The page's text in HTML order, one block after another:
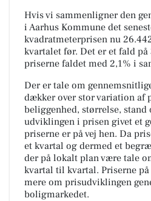
Hvis vi sammenligner den
i Aarhus Kommune det
kvadratmeterprisen nu
kvartalet før. Det er et fald
priserne faldet med 2,1% i
Der er tale om
dækker over stor variation af
beliggenhed, størrelse, stand
udviklingen i prisen givet et
priserne er på vej hen. Da
et kvartal og dermed et
der på lokalt plan være tale
kvartal til kvartal. Priserne
mere om prisudviklingen
boligmarkedet.